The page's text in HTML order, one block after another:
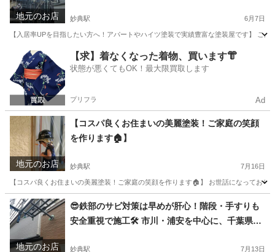
地元のお店 妙典駅 6月7日
【入居率UPを目指したい方へ！アパートやハイツ塗装で実績豊富な塗装屋です】 こ
千葉 市川市 妙典駅 その他 外壁
【求】着なくなった着物、買います👘
状態が悪くてもOK！最大限買取します
プリフラ Ad
地元のお店
【コスパ良くお住まいの美麗塗装！ご家庭の笑顔
を作ります🏠】
妙典駅 7月16日
【コスパ良くお住まいの美麗塗装！ご家庭の笑顔を作ります🏠】 お世話になってお
千葉 市川市 妙典駅 リフォーム お客様
地元のお店
😎鉄部のサビ対策は早めが肝心！階段・手すりも
安全重視で施工🛠️ 市川・浦安を中心に、千葉県内
妙典駅 7月13日